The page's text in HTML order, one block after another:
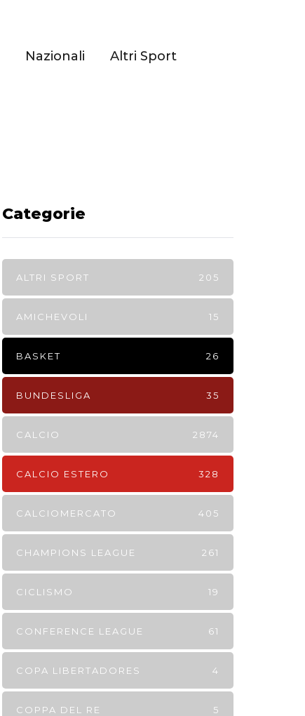
Nazionali Altri Sport
Categorie
ALTRI SPORT 205
AMICHEVOLI 15
BASKET 26
BUNDESLIGA 35
CALCIO 2874
CALCIO ESTERO 328
CALCIOMERCATO 405
CHAMPIONS LEAGUE 261
CICLISMO 19
CONFERENCE LEAGUE 61
COPA LIBERTADORES 4
COPPA DEL RE 5